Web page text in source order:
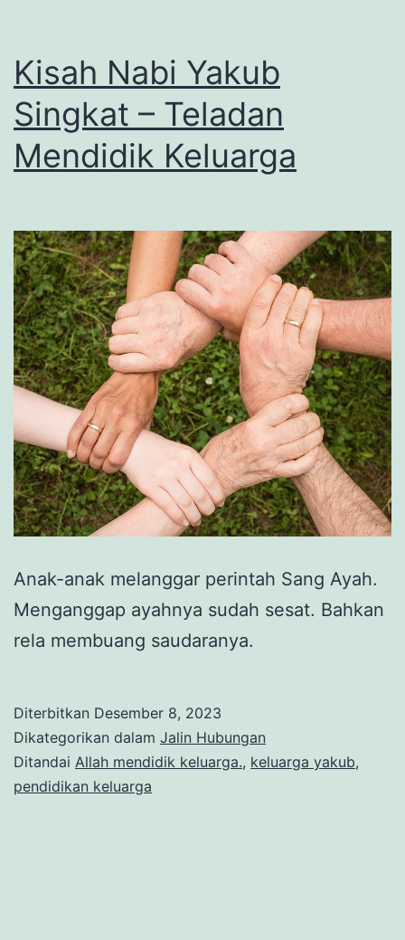
Kisah Nabi Yakub
Singkat – Teladan
Mendidik Keluarga
Anak-anak melanggar perintah Sang Ayah.
Menganggap ayahnya sudah sesat. Bahkan
rela membuang saudaranya.
Diterbitkan Desember 8, 2023
Dikategorikan dalam Jalin Hubungan
Ditandai Allah mendidik keluarga., keluarga yakub,
pendidikan keluarga